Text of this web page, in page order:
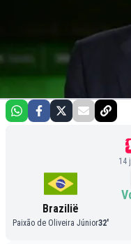
14
Brazilië
Paixão de Oliveira Júnior32'